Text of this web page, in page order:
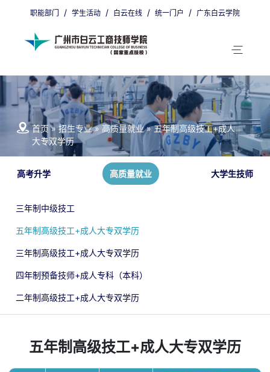
职能部门 / 学生活动 / 白云在线 / 统一门户 / 广东白云学院
首页»招生专业» 高质量就业»五年制高级技工+成人
大专双学历
高考升学 高质量就业
三年制中级技工
五年制高级技工+成人大专双学历
三年制高级技工+成人大专双学历
四年制预备技师+成人专科（本科）
二年制高级技工+成人大专双学历
大学生技师
五年制高级技工+成人大专双学历